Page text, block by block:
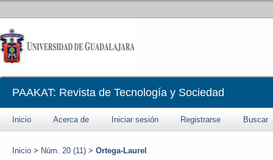
PAAKAT: Revista de Tecnología y Sociedad
Inicio Acerca de Iniciar sesión Registrarse Buscar
Inicio > Núm. 20 (11) > Ortega-Laurel